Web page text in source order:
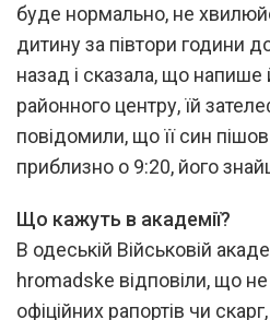
буде нормально, не
дитину за півтори години
назад і сказала, що
районного центру, їй
повідомили, що її син
приблизно о 9:20, його
Що кажуть в академії?
В одеській Військовій
hromadske відповіли, що не
офіційних рапортів чи